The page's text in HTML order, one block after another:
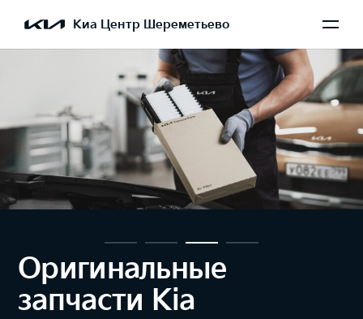
Киа Центр Шереметьево
Оригинальные
запчасти Kia